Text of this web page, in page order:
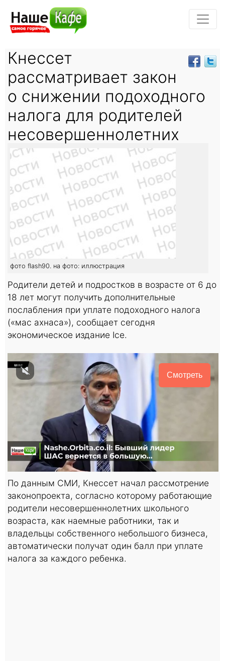
Кнессет
рассматривает закон
о снижении подоходного
налога для родителей
несовершеннолетних
фото flash90. на фото: иллюстрация
Родители детей и подростков в возрасте от 6 до
18 лет могут получить дополнительные
послабления при уплате подоходного налога
(«мас ахнаса»), сообщает сегодня
экономическое издание Ice.
Смотреть
По данным СМИ, Кнессет начал рассмотрение
законопроекта, согласно которому работающие
родители несовершеннолетних школьного
возраста, как наемные работники, так и
владельцы собственного небольшого бизнеса,
автоматически получат один балл при уплате
налога за каждого ребенка.